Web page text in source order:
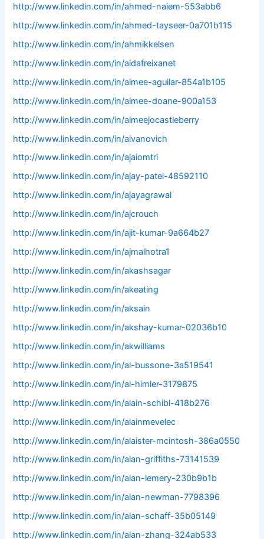
http://www.linkedin.com/in/ahmed-naiem-553abb6
http://www.linkedin.com/in/ahmed-tayseer-0a701b115
http://www.linkedin.com/in/ahmikkelsen
http://www.linkedin.com/in/aidafreixanet
http://www.linkedin.com/in/aimee-aguilar-854a1b105
http://www.linkedin.com/in/aimee-doane-900a153
http://www.linkedin.com/in/aimeejocastleberry
http://www.linkedin.com/in/aivanovich
http://www.linkedin.com/in/ajaiomtri
http://www.linkedin.com/in/ajay-patel-48592110
http://www.linkedin.com/in/ajayagrawal
http://www.linkedin.com/in/ajcrouch
http://www.linkedin.com/in/ajit-kumar-9a664b27
http://www.linkedin.com/in/ajmalhotra1
http://www.linkedin.com/in/akashsagar
http://www.linkedin.com/in/akeating
http://www.linkedin.com/in/aksain
http://www.linkedin.com/in/akshay-kumar-02036b10
http://www.linkedin.com/in/akwilliams
http://www.linkedin.com/in/al-bussone-3a519541
http://www.linkedin.com/in/al-himler-3179875
http://www.linkedin.com/in/alain-schibl-418b276
http://www.linkedin.com/in/alainmevelec
http://www.linkedin.com/in/alaister-mcintosh-386a0550
http://www.linkedin.com/in/alan-griffiths-73141539
http://www.linkedin.com/in/alan-lemery-230b9b1b
http://www.linkedin.com/in/alan-newman-7798396
http://www.linkedin.com/in/alan-schaff-35b05149
http://www.linkedin.com/in/alan-zhang-324ab533